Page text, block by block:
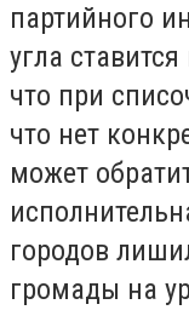
партийного
угла
что при
что нет
может
городов
громады на